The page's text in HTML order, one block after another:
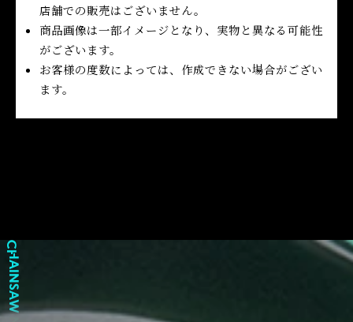
店舗での販売はございません。
商品画像は一部イメージとなり、実物と異なる可能性
がございます。
お客様の度数によっては、作成できない場合がござい
ます。
C
H
A
I
N
S
A
W
C
H
A
I
N
S
A
W
C
H
A
I
N
S
A
W